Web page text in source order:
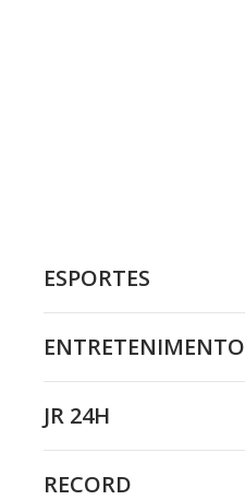
ESPORTES
ENTRETENIMENTO
JR 24H
RECORD